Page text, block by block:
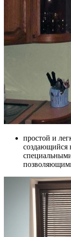
простой и
создающийся